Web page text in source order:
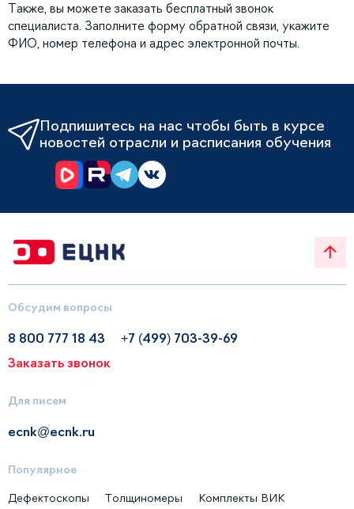
Также, вы можете заказать бесплатный звонок
специалиста. Заполните форму обратной связи, укажите
ФИО, номер телефона и адрес электронной почты.
Подпишитесь на нас чтобы быть в курсе
новостей отрасли и расписания обучения
Обсудим вопросы
8 800 777 18 43
+7 (499) 703-39-69
Заказать звонок
Для писем
ecnk@ecnk.ru
Популярное
Дефектоскопы Толщиномеры
Комплекты ВИК